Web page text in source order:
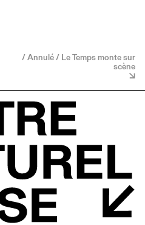
/ Annulé / Le Temps monte sur
scène